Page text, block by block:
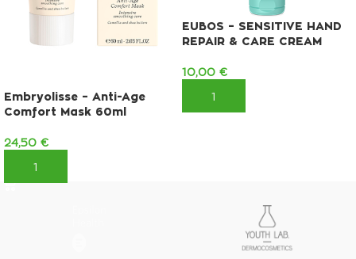
Embryolisse – Anti-Age
Comfort Mask 60ml
24,50 €
ΠΡΟΣΘΉΚΗ ΣΤΟ ΚΑΛΆΘΙ
EUBOS – SENSITIVE HAND
REPAIR & CARE CREAM
10,00 €
ΠΡΟΣΘΉΚΗ ΣΤΟ ΚΑΛΆΘΙ